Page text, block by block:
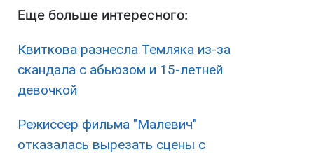
Еще больше интересного:
Квиткова разнесла Темляка из-за
скандала с абьюзом и 15-летней
девочкой
Режиссер фильма "Малевич"
отказалась вырезать сцены с